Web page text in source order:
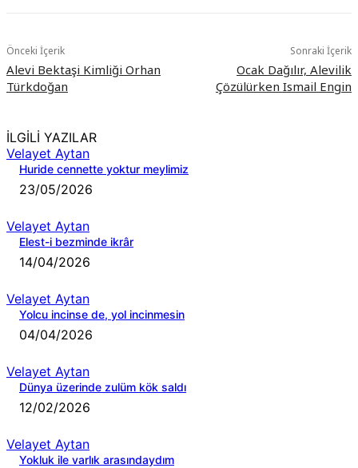
Önceki İçerik
Alevi Bektaşi Kimliği Orhan
Türkdoğan
Sonraki İçerik
Ocak Dağılır, Alevilik
Çözülürken Ismail Engin
İLGİLİ YAZILAR
Velayet Aytan
Huride cennette yoktur meylimiz
23/05/2026
Velayet Aytan
Elest-i bezminde ikrâr
14/04/2026
Velayet Aytan
Yolcu incinse de, yol incinmesin
04/04/2026
Velayet Aytan
Dünya üzerinde zulüm kök saldı
12/02/2026
Velayet Aytan
Yokluk ile varlık arasındaydım